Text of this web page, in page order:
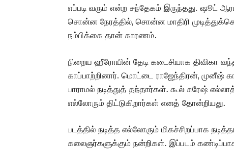
எப்படி வரும் என்ற சந்தேகம் இருந்தது. ஷூட்
சொன்ன நேரத்தில், சொன்ன மாதிரி
நம்பிக்கை தான் காரணம்.
நிறைய ஹீரோயின் தேடி கடைசியாக திவிகா
காப்பாற்றினார். மொட்டை ராஜேந்திரன், முனீஷ்
பாராமல் நடித்துத் தந்தார்கள். கூல் சுரேஷ்
எல்லோரும் திட்டுகிறார்கள் எனத் தோன்றியது.
படத்தில் நடித்த எல்லோரும் மிகச்சிறப்பாக
கலைஞர்களுக்கும் நன்றிகள். இப்படம்